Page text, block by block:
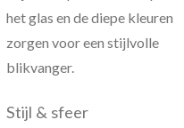
het glas en de diepe kleuren
zorgen voor een stijlvolle
blikvanger.
Stijl & sfeer